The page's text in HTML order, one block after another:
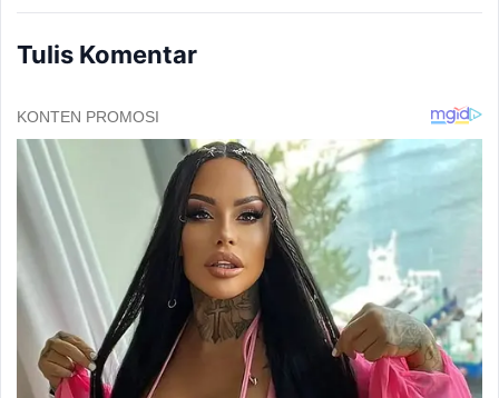
Tulis Komentar